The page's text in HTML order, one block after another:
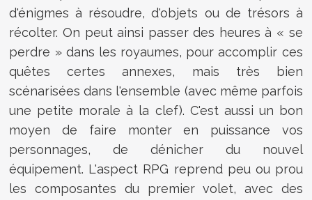
d'énigmes à résoudre, d'objets ou de trésors à
récolter. On peut ainsi passer des heures à « se
perdre » dans les royaumes, pour accomplir ces
quêtes certes annexes, mais très bien
scénarisées dans l'ensemble (avec même parfois
une petite morale à la clef). C'est aussi un bon
moyen de faire monter en puissance vos
personnages, de dénicher du nouvel
équipement. L'aspect RPG reprend peu ou prou
les composantes du premier volet, avec des